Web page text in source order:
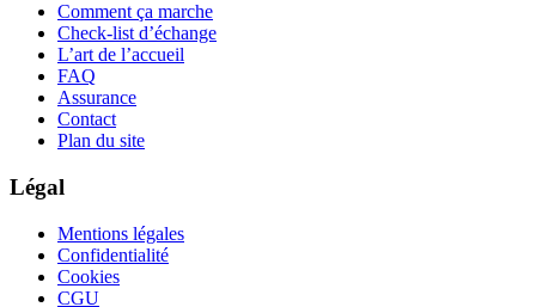
Comment ça marche
Check-list d’échange
L’art de l’accueil
FAQ
Assurance
Contact
Plan du site
Légal
Mentions légales
Confidentialité
Cookies
CGU